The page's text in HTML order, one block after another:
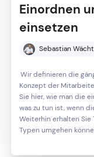
Einordnen
einsetzen
Sebastian
Wir definieren die
Konzept der
Sie hier, wie man die
was zu tun ist, wenn
Weiterhin erhalten Sie
Typen umgehen